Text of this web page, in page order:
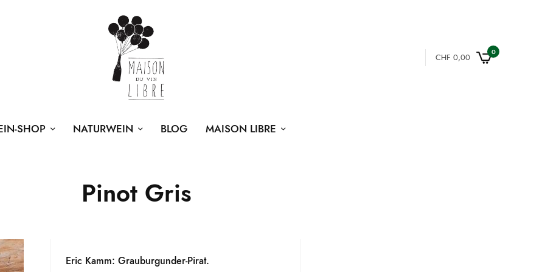
CHF 0,00
0
SHOP NATURWEIN BLOG MAISON LIBRE
Pinot Gris
Eric Kamm: Grauburgunder-Pirat.